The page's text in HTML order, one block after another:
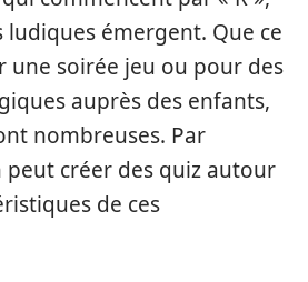
ludiques émergent. Que ce
une soirée jeu ou pour des
auprès des enfants,
nombreuses. Par
peut créer des quiz autour
de ces